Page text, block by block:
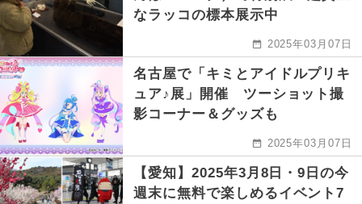
なラッコの標本展示中
2025年03月07日
名古屋で「キミとアイドルプリキ
ュア♪展」開催 ツーショット撮
影コーナー＆グッズも
2025年03月07日
【愛知】2025年3月8日・9日の今
週末に無料で楽しめるイベント7